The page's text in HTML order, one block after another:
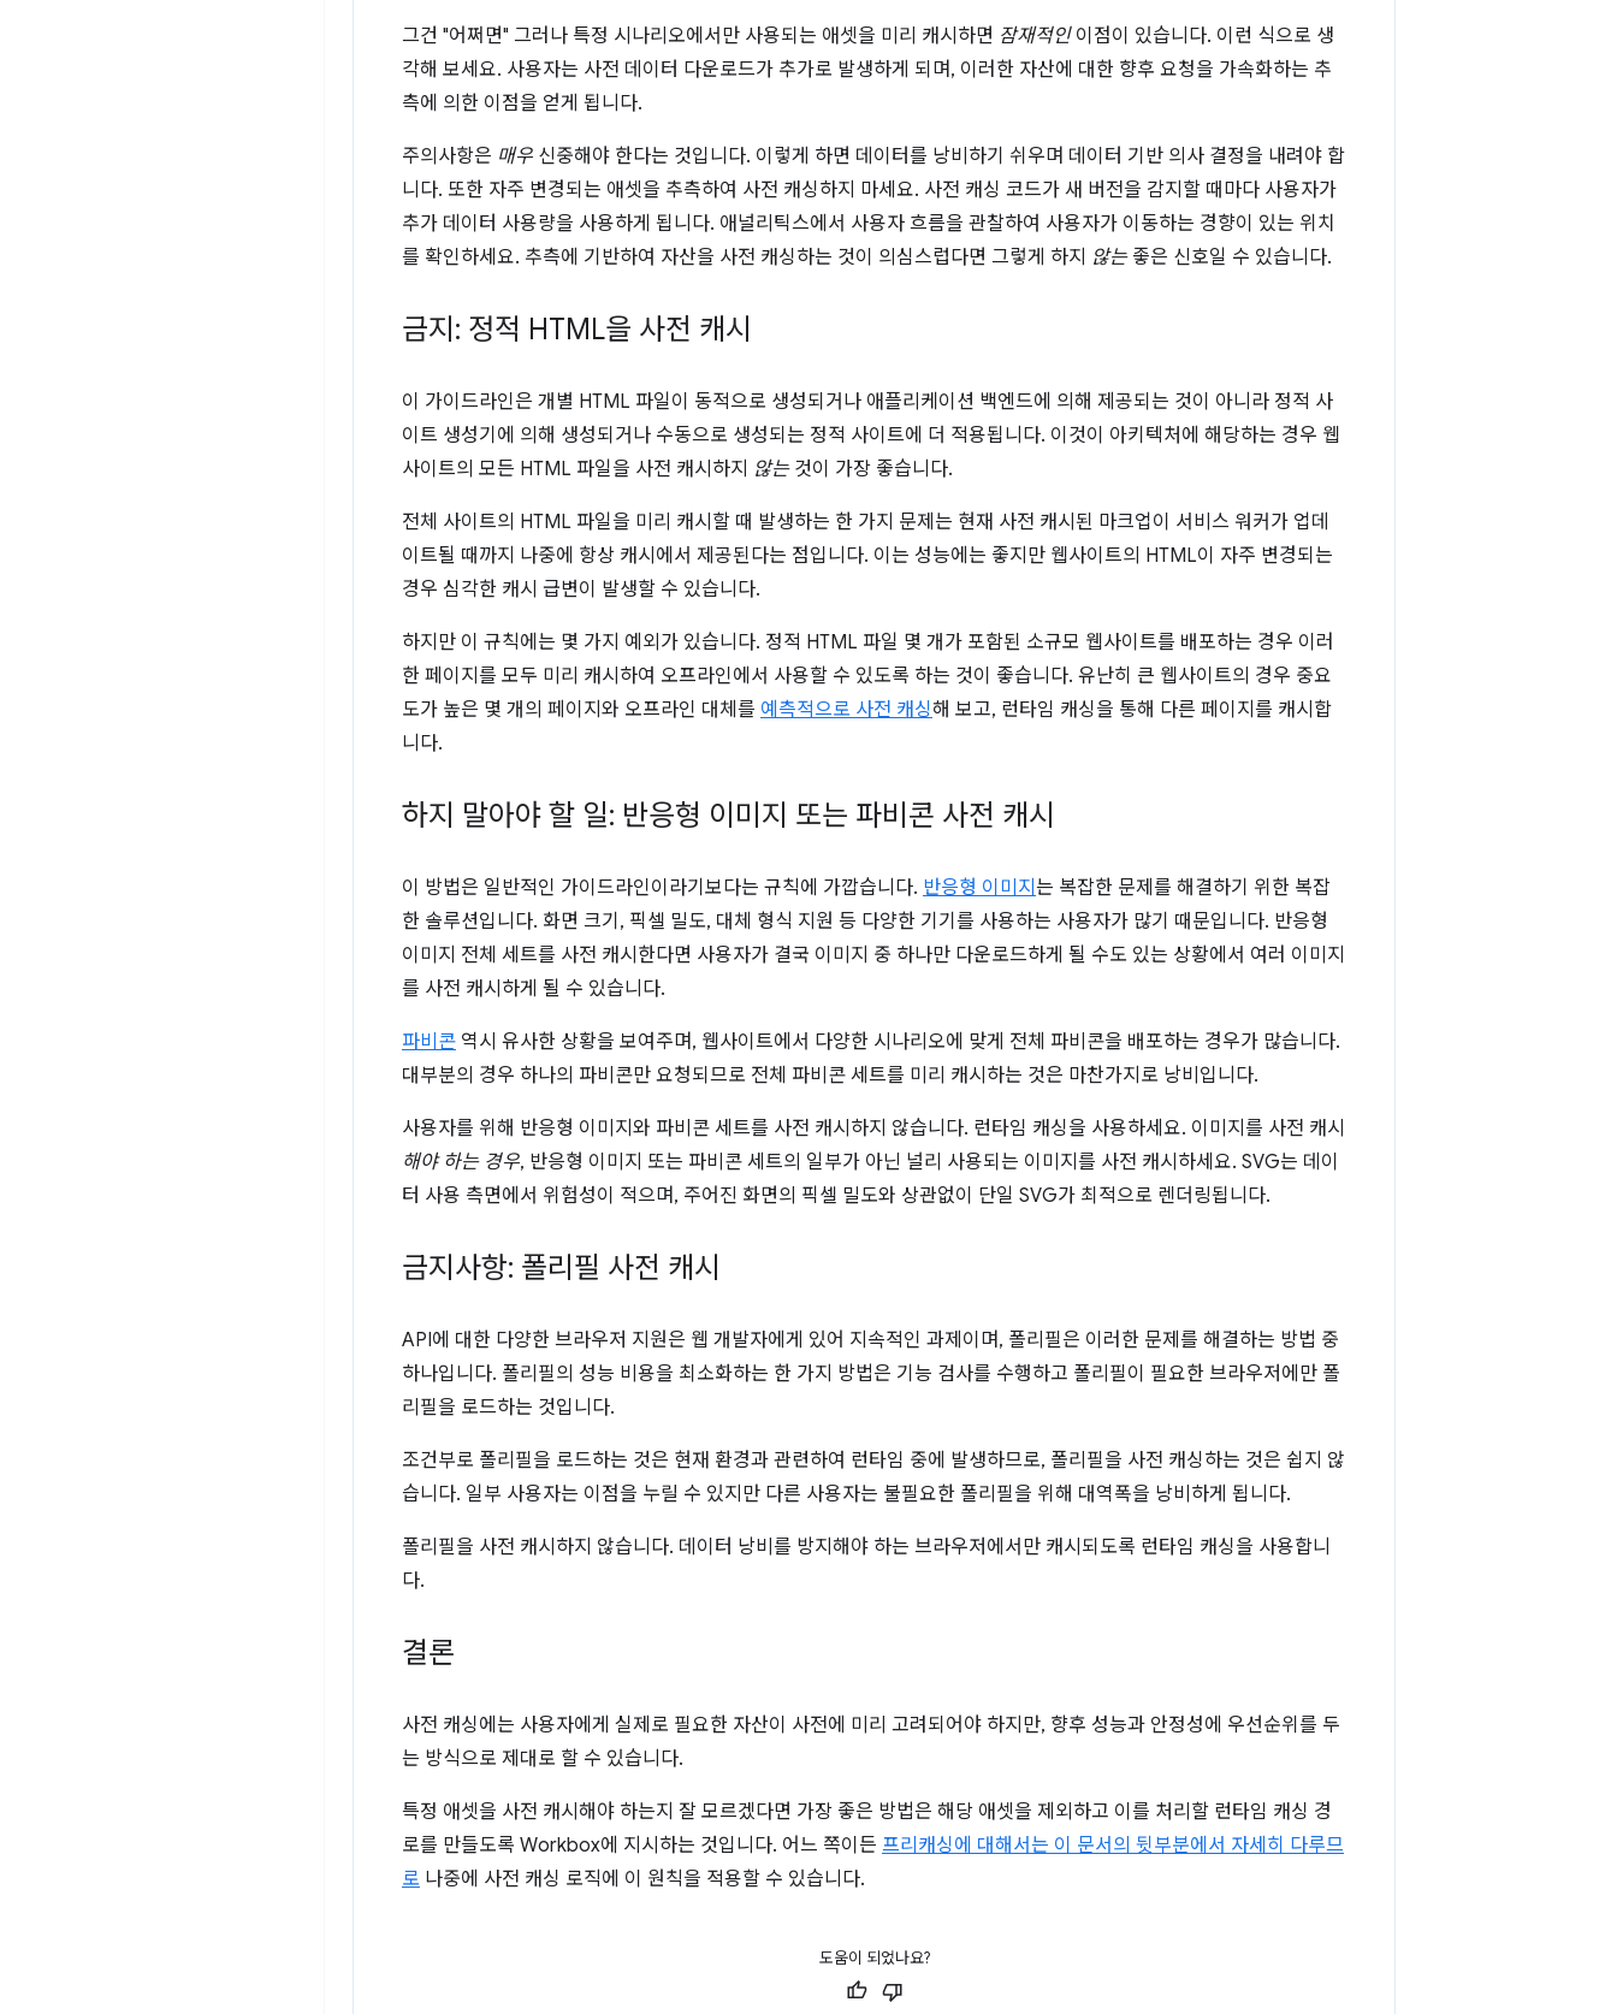
그건 "어쩌면" 그러나 특정 시나리오에서만 사용되는 애셋을 미리 캐시하면 잠재적인이점이 있습니다. 이런 식으로 생
각해 보세요. 사용자는 사전 데이터 다운로드가 추가로 발생하게 되며, 이러한 자산에 대한 향후 요청을 가속화하는 추
측에 의한 이점을 얻게 됩니다.
주의사항은 매우 신중해야 한다는 것입니다. 이렇게 하면 데이터를 낭비하기 쉬우며 데이터 기반 의사 결정을 내려야 합
니다. 또한 자주 변경되는 애셋을 추측하여 사전 캐싱하지 마세요. 사전 캐싱 코드가 새 버전을 감지할 때마다 사용자가
추가 데이터 사용량을 사용하게 됩니다. 애널리틱스에서 사용자 흐름을 관찰하여 사용자가 이동하는 경향이 있는 위치
를 확인하세요. 추측에 기반하여 자산을 사전 캐싱하는 것이 의심스럽다면 그렇게 하지 않는좋은 신호일 수 있습니다.
금지: 정적 HTML을 사전 캐시
이 가이드라인은 개별 HTML 파일이 동적으로 생성되거나 애플리케이션 백엔드에 의해 제공되는 것이 아니라 정적 사
이트 생성기에 의해 생성되거나 수동으로 생성되는 정적 사이트에 더 적용됩니다. 이것이 아키텍처에 해당하는 경우 웹
사이트의 모든 HTML 파일을 사전 캐시하지 않는것이 가장 좋습니다.
전체 사이트의 HTML 파일을 미리 캐시할 때 발생하는 한 가지 문제는 현재 사전 캐시된 마크업이 서비스 워커가 업데
이트될 때까지 나중에 항상 캐시에서 제공된다는 점입니다. 이는 성능에는 좋지만 웹사이트의 HTML이 자주 변경되는
경우 심각한 캐시 급변이 발생할 수 있습니다.
하지만 이 규칙에는 몇 가지 예외가 있습니다. 정적 HTML 파일 몇 개가 포함된 소규모 웹사이트를 배포하는 경우 이러
한 페이지를 모두 미리 캐시하여 오프라인에서 사용할 수 있도록 하는 것이 좋습니다. 유난히 큰 웹사이트의 경우 중요
도가 높은 몇 개의 페이지와 오프라인 대체를 예측적으로 사전 캐싱해 보고, 런타임 캐싱을 통해 다른 페이지를 캐시합
니다.
하지 말아야 할 일: 반응형 이미지 또는 파비콘 사전 캐시
이 방법은 일반적인 가이드라인이라기보다는 규칙에 가깝습니다. 반응형 이미지 는 복잡한 문제를 해결하기 위한 복잡
한 솔루션입니다. 화면 크기, 픽셀 밀도, 대체 형식 지원 등 다양한 기기를 사용하는 사용자가 많기 때문입니다. 반응형
이미지 전체 세트를 사전 캐시한다면 사용자가 결국 이미지 중 하나만 다운로드하게 될 수도 있는 상황에서 여러 이미지
를 사전 캐시하게 될 수 있습니다.
파비콘 역시 유사한 상황을 보여주며, 웹사이트에서 다양한 시나리오에 맞게 전체 파비콘을 배포하는 경우가 많습니다.
대부분의 경우 하나의 파비콘만 요청되므로 전체 파비콘 세트를 미리 캐시하는 것은 마찬가지로 낭비입니다.
사용자를 위해 반응형 이미지와 파비콘 세트를 사전 캐시하지 않습니다. 런타임 캐싱을 사용하세요. 이미지를 사전 캐시
해야 하는 경우, 반응형 이미지 또는 파비콘 세트의 일부가 아닌 널리 사용되는 이미지를 사전 캐시하세요. SVG는 데이
터 사용 측면에서 위험성이 적으며, 주어진 화면의 픽셀 밀도와 상관없이 단일 SVG가 최적으로 렌더링됩니다.
금지사항: 폴리필 사전 캐시
API에 대한 다양한 브라우저 지원은 웹 개발자에게 있어 지속적인 과제이며, 폴리필은 이러한 문제를 해결하는 방법 중
하나입니다. 폴리필의 성능 비용을 최소화하는 한 가지 방법은 기능 검사를 수행하고 폴리필이 필요한 브라우저에만 폴
리필을 로드하는 것입니다.
조건부로 폴리필을 로드하는 것은 현재 환경과 관련하여 런타임 중에 발생하므로, 폴리필을 사전 캐싱하는 것은 쉽지 않
습니다. 일부 사용자는 이점을 누릴 수 있지만 다른 사용자는 불필요한 폴리필을 위해 대역폭을 낭비하게 됩니다.
폴리필을 사전 캐시하지 않습니다. 데이터 낭비를 방지해야 하는 브라우저에서만 캐시되도록 런타임 캐싱을 사용합니
다.
결론
사전 캐싱에는 사용자에게 실제로 필요한 자산이 사전에 미리 고려되어야 하지만, 향후 성능과 안정성에 우선순위를 두
는 방식으로 제대로 할 수 있습니다.
특정 애셋을 사전 캐시해야 하는지 잘 모르겠다면 가장 좋은 방법은 해당 애셋을 제외하고 이를 처리할 런타임 캐싱 경
로를 만들도록 Workbox에 지시하는 것입니다. 어느 쪽이든 프리캐싱에 대해서는 이 문서의 뒷부분에서 자세히 다루므
로 나중에 사전 캐싱 로직에 이 원칙을 적용할 수 있습니다.
도움이 되었나요?